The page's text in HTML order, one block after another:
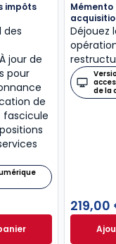
impôts
des
jour de
pour
de
fascicule
général des impôts
Mémento
Déjouez
de la
219,00